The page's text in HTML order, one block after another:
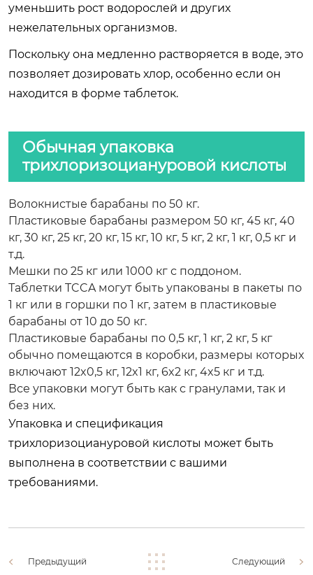
уменьшить рост водорослей и других
нежелательных организмов.
Поскольку она медленно растворяется в воде, это
позволяет дозировать хлор, особенно если он
находится в форме таблеток.
Обычная упаковка
трихлоризоциануровой кислоты
Волокнистые барабаны по 50 кг.
Пластиковые барабаны размером 50 кг, 45 кг, 40
кг, 30 кг, 25 кг, 20 кг, 15 кг, 10 кг, 5 кг, 2 кг, 1 кг, 0,5 кг и
т.д.
Мешки по 25 кг или 1000 кг с поддоном.
Таблетки TCCA могут быть упакованы в пакеты по
1 кг или в горшки по 1 кг, затем в пластиковые
барабаны от 10 до 50 кг.
Пластиковые барабаны по 0,5 кг, 1 кг, 2 кг, 5 кг
обычно помещаются в коробки, размеры которых
включают 12x0,5 кг, 12x1 кг, 6x2 кг, 4x5 кг и т.д.
Все упаковки могут быть как с гранулами, так и
без них.
Упаковка и спецификация
трихлоризоциануровой кислоты может быть
выполнена в соответствии с вашими
требованиями.
Предыдущий Следующий